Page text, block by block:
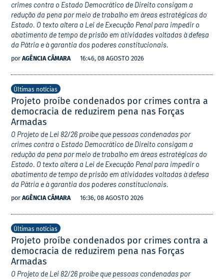
crimes contra o Estado Democrático de Direito consigam a
redução da pena por meio de trabalho em áreas estratégicas do
Estado. O texto altera a Lei de Execução Penal para impedir o
abatimento de tempo de prisão em atividades voltadas à defesa
da Pátria e à garantia dos poderes constitucionais.
por AGÊNCIA CÂMARA 16:46, 08 AGOSTO 2026
Últimas notícias
Projeto proíbe condenados por crimes contra a
democracia de reduzirem pena nas Forças
Armadas
O Projeto de Lei 82/26 proíbe que pessoas condenadas por
crimes contra o Estado Democrático de Direito consigam a
redução da pena por meio de trabalho em áreas estratégicas do
Estado. O texto altera a Lei de Execução Penal para impedir o
abatimento de tempo de prisão em atividades voltadas à defesa
da Pátria e à garantia dos poderes constitucionais.
por AGÊNCIA CÂMARA 16:36, 08 AGOSTO 2026
Últimas notícias
Projeto proíbe condenados por crimes contra a
democracia de reduzirem pena nas Forças
Armadas
O Projeto de Lei 82/26 proíbe que pessoas condenadas por